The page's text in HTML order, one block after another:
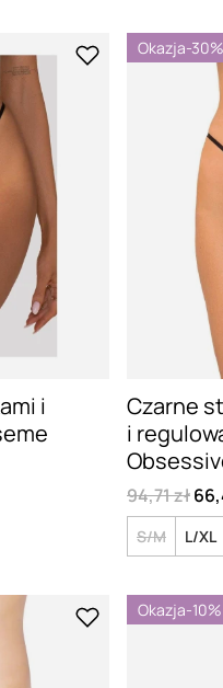
i
Okazja-30%
Czarne
i
94,71 zł
S/M L/XL
Okazja-10%